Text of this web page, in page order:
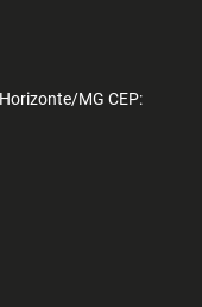
MG CEP: